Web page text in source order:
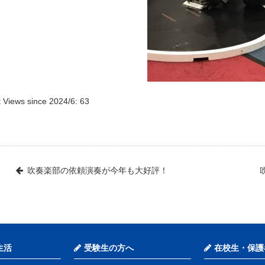
Views since 2024/6: 63
吹奏楽部の依頼演奏が今年も大好評！
活 受験生の方へ 在校生・保